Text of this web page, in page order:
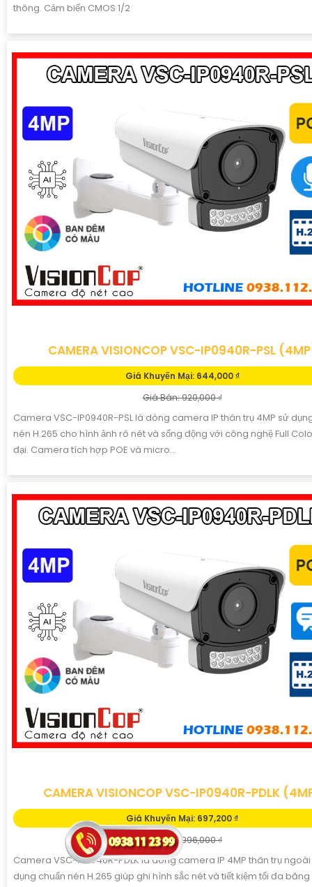
thông. Cảm biến CMOS 1/2
CAMERA VISIONCOP VSC-IP0940R-PSL
Giá Khuyến Mại: 644,000 ₫
Giá Bán: 920,000 ₫
Camera VSC-IP0940R-PSL là dòng camera IP thân trụ 4MP sử
nén H.265 cho hình ảnh rõ nét và sống động với công nghệ Full
đại. Camera tích hợp POE và micro...
CAMERA VISIONCOP VSC-IP0940R-PDLK
Giá Khuyến Mại: 697,200 ₫
Giá Bán: 996,000 ₫
Camera VSC-IP0940R-PDLK là dòng camera IP 4MP thân trụ
dụng chuẩn nén H.265 giúp ghi hình sắc nét và tiết kiệm tối đa